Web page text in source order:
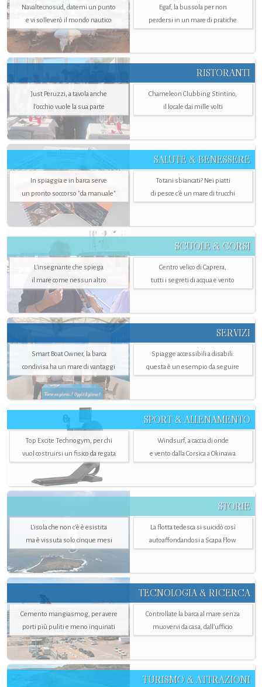
Navaltecnosud, datemi un punto
e vi solleverò il mondo nautico
Egaf, la bussola per non
perdersi in un mare di pratiche
RISTORANTI
Just Peruzzi, a tavola anche
l’occhio vuole la sua parte
Chameleon Clubbing Stintino,
il locale dai mille volti
SALUTE & BENESSERE
In spiaggia e in barca serve
un pronto soccorso "da manuale"
Totani sbiancati? Nei piatti
di pesce c'è un mare di trucchi
SCUOLE & CORSI
L'insegnante che spiega
il mare come nessun altro
Centro velico di Caprera,
tutti i segreti di acqua e vento
SERVIZI
Smart Boat Owner, la barca
condivisa ha un mare di vantaggi
Spiagge accessibili a disabili:
questa è un esempio da seguire
SPORT & ALLENAMENTO
Top Excite Technogym, per chi
vuol costruirsi un fisico da regata
Windsurf, a caccia di onde
e vento dalla Corsica a Okinawa
STORIE
L’isola che non c'è è esistita
ma è vissuta solo cinque mesi
La flotta tedesca si suicidò così
autoaffondandosi a Scapa Flow
TECNOLOGIA & RICERCA
Cemento mangiasmog, per avere
porti più puliti e meno inquinati
Controllate la barca al mare senza
muovervi da casa, dall’ufficio
TURISMO & ATTRAZIONI